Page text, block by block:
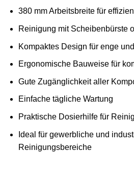
380 mm Arbeitsbreite für
Reinigung mit Scheibenbürste
Kompaktes Design für enge
Ergonomische Bauweise für
Gute Zugänglichkeit aller
Einfache tägliche Wartung
Praktische Dosierhilfe für
Ideal für gewerbliche und
Reinigungsbereiche